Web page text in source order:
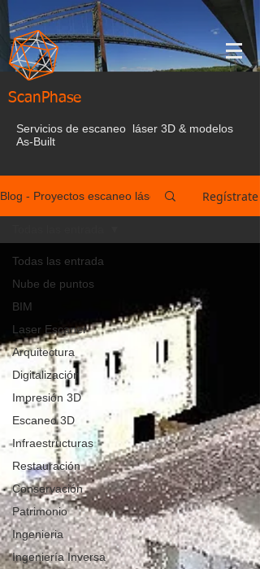
ScanPhase
Servicios de escaneo láser 3D & modelos
As-Built
Blog - Proyectos escaneo láser España Regístrate
Todas las entrada
Nube de puntos
BIM
Laser Escaner
Arquitectura
Digitalización
Impresión 3D
Escaneo 3D
Infraestructuras
Restauración
Conservación
Patrimonio
Ingenieria
Ingeniería Inversa